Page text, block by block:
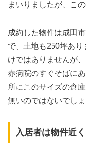
まいりましたが、こ
成約した物件は成田
で、土地も250坪あ
けではありませんが
赤病院のすぐそばに
所にこのサイズの倉
無いのではないでしょ
入居者は物件近